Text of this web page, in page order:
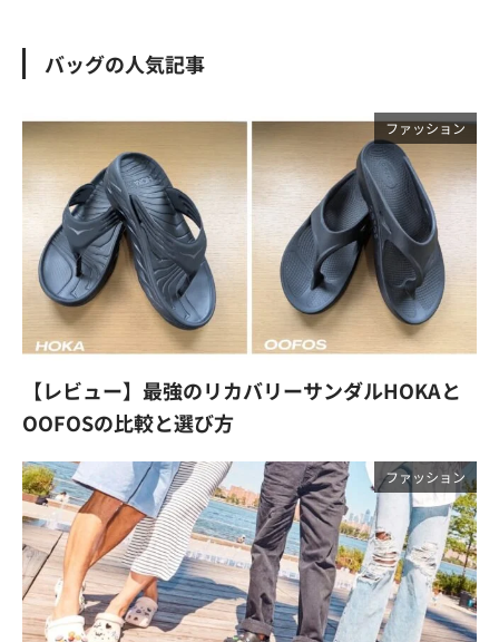
バッグの人気記事
ファッション
【レビュー】最強のリカバリーサンダルHOKAと
OOFOSの比較と選び方
ファッション